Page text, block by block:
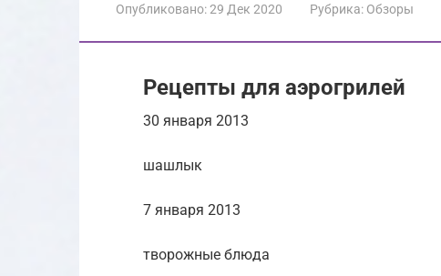
Опубликовано:29 Дек 2020 Рубрика: Обзоры
Рецепты для аэрогрилей
30 января 2013
шашлык
7 января 2013
творожные блюда